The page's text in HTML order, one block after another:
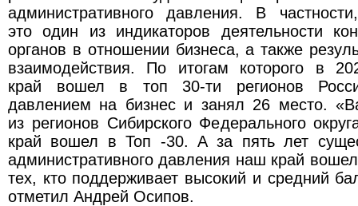
административного давления. В
это один из индикаторов деятельности
органов в отношении бизнеса, а также
взаимодействия. По итогам которого в
край вошел в топ 30-ти регионов
давлением на бизнес и занял 26 место.
из регионов Сибирского Федерального
край вошел в Топ -30. А за пять лет
административного давления наш край
тех, кто поддерживает высокий и средний
отметил Андрей Осипов.